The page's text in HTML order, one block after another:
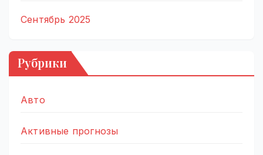
Сентябрь 2025
Рубрики
Авто
Активные прогнозы